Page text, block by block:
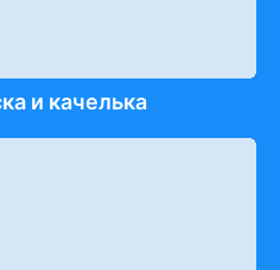
и качелька